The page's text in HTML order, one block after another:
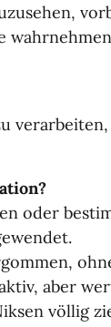
oder
aber
völlig